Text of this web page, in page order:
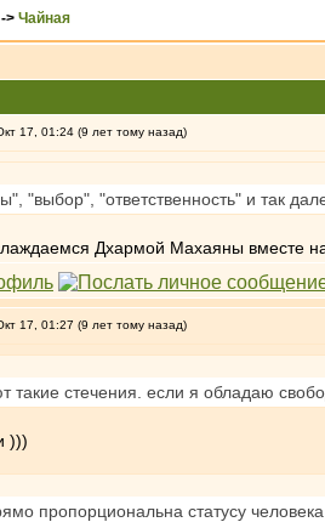
-> Чайная
17, 01:24 (9 лет тому назад)
"выбор", "ответственность" и так
Дхармой Махаяны вместе
17, 01:27 (9 лет тому назад)
такие стечения. если я обладаю
)))
пропорциональна статусу